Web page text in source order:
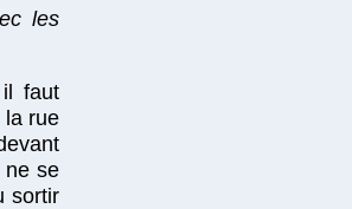
les
il faut
la rue
ne se
sortir